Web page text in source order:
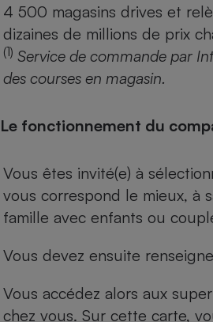
4 500 magasins drives et
dizaines de millions de prix
(1) Service de commande par
des courses en magasin.
Le fonctionnement du
Vous êtes invité(e) à
vous correspond le mieux, à
famille avec enfants ou
Vous devez ensuite
Vous accédez alors aux
chez vous. Sur cette carte,